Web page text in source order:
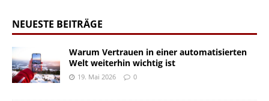
NEUESTE BEITRÄGE
Warum Vertrauen in einer automatisierten
Welt weiterhin wichtig ist
19. Mai 2026 0